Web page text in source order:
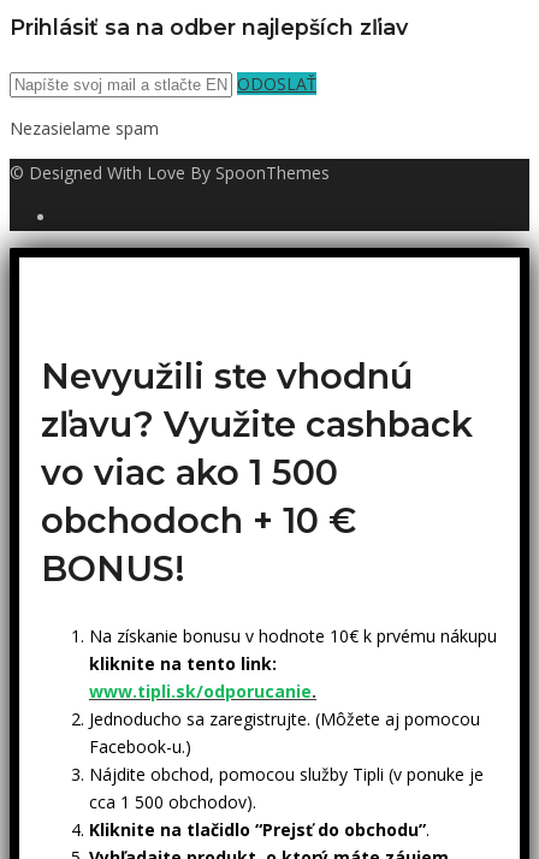
Prihlásiť sa na odber najlepších zľiav
ODOSLAŤ
Nezasielame spam
© Designed With Love By SpoonThemes
Nevyužili ste vhodnú
zľavu? Využite cashback
vo viac ako 1 500
obchodoch + 10 €
BONUS!
Na získanie bonusu v hodnote 10€ k prvému nákupu
kliknite na tento link:
www.tipli.sk/odporucanie.
Jednoducho sa zaregistrujte. (Môžete aj pomocou
Facebook-u.)
Nájdite obchod, pomocou služby Tipli (v ponuke je
cca 1 500 obchodov).
Kliknite na tlačidlo “Prejsť do obchodu”.